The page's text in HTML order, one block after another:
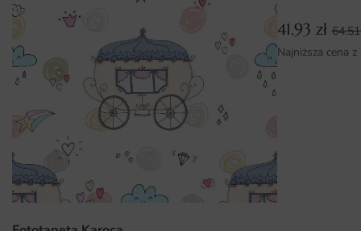
indywidualnych potrzeb i rozmiarów ścian. W naszym
sklepie oferujemy możliwość zamówienia fototapety na
wymiar, co pozwala na idealne dopasowanie do każdego
wnętrza. Montaż fototapety jest niezwykle prosty i szybki,
nawet dla osób, które nie mają doświadczenia w tego typu
pracach. Wystarczy zastosować odpowiednie kleje, a efekt
końcowy z pewnością zachwyci każdego domownika oraz
gości.
Dlaczego warto wybrać tę fototapetę
41.93 zł
Najniższa cena